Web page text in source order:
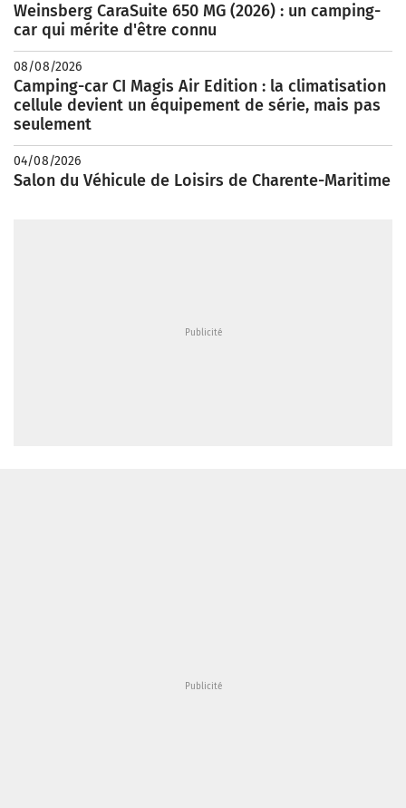
Weinsberg CaraSuite 650 MG (2026) : un camping-
car qui mérite d'être connu
08/08/2026
Camping-car CI Magis Air Edition : la climatisation
cellule devient un équipement de série, mais pas
seulement
04/08/2026
Salon du Véhicule de Loisirs de Charente-Maritime